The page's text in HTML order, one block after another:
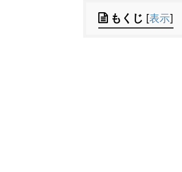
もくじ [表示]